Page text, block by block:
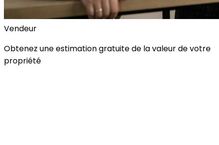
Vendeur
Obtenez une estimation gratuite de la valeur de votre
propriété